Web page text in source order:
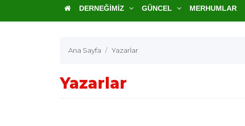
DERNEĞIMIZ GÜNCEL MERHUMLAR
Ana Sayfa Yazarlar
Yazarlar